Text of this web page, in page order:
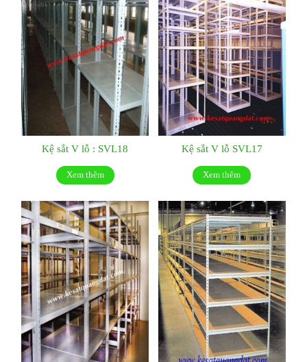
Kệ sắt V lỗ : SVL18
Xem thêm
Kệ sắt V lỗ SVL17
Xem thêm